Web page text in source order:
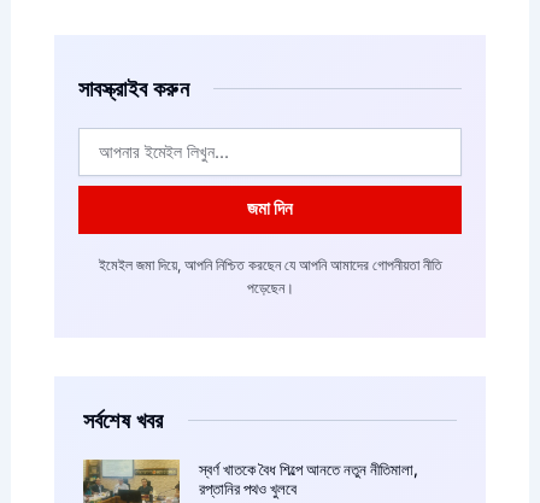
সাবস্ক্রাইব করুন
জমা দিন
ইমেইল জমা দিয়ে, আপনি নিশ্চিত করছেন যে আপনি আমাদের গোপনীয়তা নীতি
পড়েছেন।
সর্বশেষ খবর
স্বর্ণ খাতকে বৈধ শিল্পে আনতে নতুন নীতিমালা,
রপ্তানির পথও খুলবে